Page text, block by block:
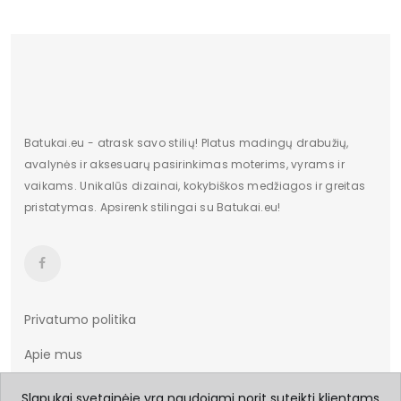
Batukai.eu - atrask savo stilių! Platus madingų drabužių,
avalynės ir aksesuarų pasirinkimas moterims, vyrams ir
vaikams. Unikalūs dizainai, kokybiškos medžiagos ir greitas
pristatymas. Apsirenk stilingai su Batukai.eu!
Privatumo politika
Apie mus
Taisyklės ir sąlygos